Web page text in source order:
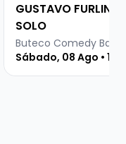
GUSTAVO FURLIN -
SOLO
Sábado, 08 Ago • 19